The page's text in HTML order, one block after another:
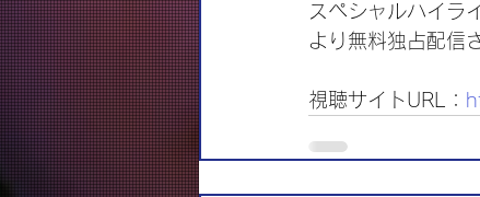
スペシャルハイラ
より無料独占配信
視聴サイトURL：